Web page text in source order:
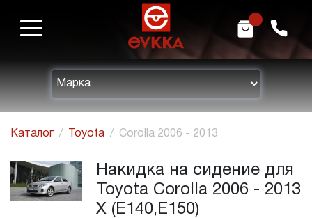
h m
Каталог Toyota Corolla 2006 - 2013
Накидка на сидение для
Toyota Corolla 2006 - 2013
X (E140,E150)